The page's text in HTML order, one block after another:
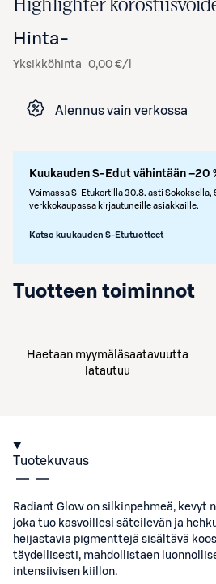
Highlighter
Hinta-
Yksikköhinta 0,00 €/l
Alennus vain verkossa
Kuukauden S-Edut vähintään –20
Voimassa S-Etukortilla 30.8. asti Sokoksella,
verkkokaupassa kirjautuneille asiakkaille.
Katso kuukauden S-Etutuotteet
Tuotteen toiminnot
Haetaan myymäläsaatavuutta
latautuu
Tuotekuvaus
Radiant Glow on silkinpehmeä, kevyt
joka tuo kasvoillesi säteilevän ja
heijastavia pigmenttejä sisältävä
täydellisesti, mahdollistaen
intensiivisen kiillon.